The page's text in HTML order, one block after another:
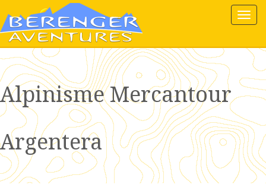
Alpinisme Mercantour
Argentera